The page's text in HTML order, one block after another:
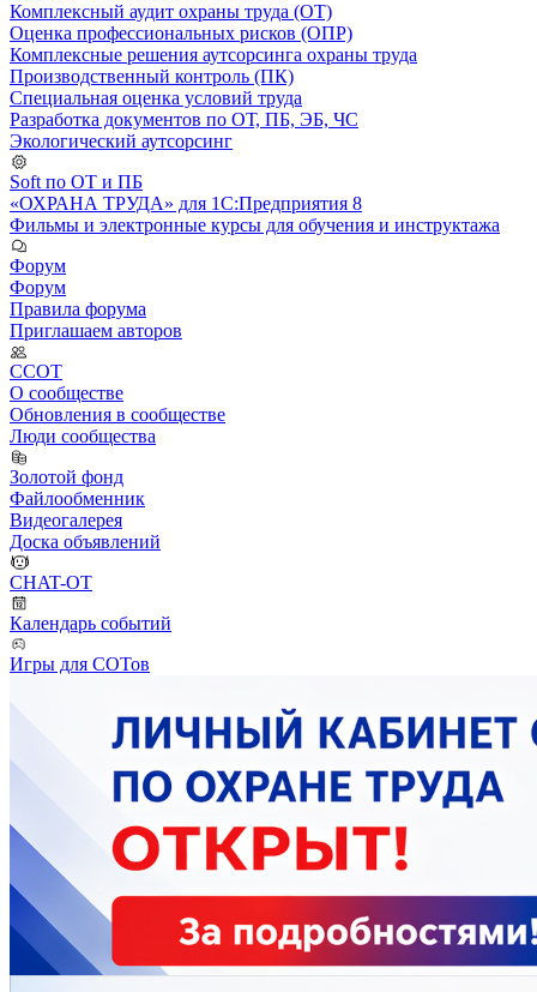
Комплексный аудит охраны труда (ОТ)
Оценка профессиональных рисков (ОПР)
Комплексные решения аутсорсинга охраны труда
Производственный контроль (ПК)
Специальная оценка условий труда
Разработка документов по ОТ, ПБ, ЭБ, ЧС
Экологический аутсорсинг
Soft по ОТ и ПБ
«ОХРАНА ТРУДА» для 1С:Предприятия 8
Фильмы и электронные курсы для обучения и инструктажа
Форум
Форум
Правила форума
Приглашаем авторов
ССОТ
О сообществе
Обновления в сообществе
Люди сообщества
Золотой фонд
Файлообменник
Видеогалерея
Доска объявлений
CHAT-OT
Календарь событий
Игры для СОТов